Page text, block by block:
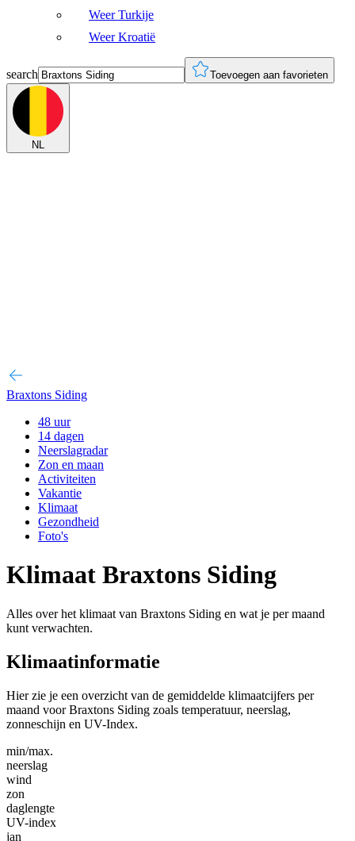
Weer Turkije
Weer Kroatië
search Toevoegen aan favorieten
NL
Braxtons Siding
48 uur
14 dagen
Neerslagradar
Zon en maan
Activiteiten
Vakantie
Klimaat
Gezondheid
Foto's
Klimaat Braxtons Siding
Alles over het klimaat van Braxtons Siding en wat je per maand
kunt verwachten.
Klimaatinformatie
Hier zie je een overzicht van de gemiddelde klimaatcijfers per
maand voor Braxtons Siding zoals temperatuur, neerslag,
zonneschijn en UV-Index.
min/max.
neerslag
wind
zon
daglengte
UV-index
jan